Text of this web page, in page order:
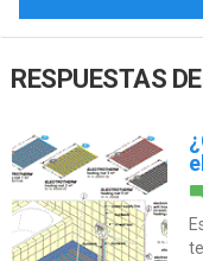
RESPUESTAS